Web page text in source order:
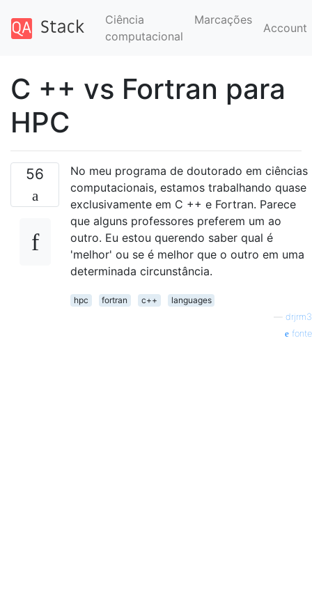
Ciência
computacional
Marcações
Account
C ++ vs Fortran para
HPC
56
No meu programa de doutorado em ciências
computacionais, estamos trabalhando quase
exclusivamente em C ++ e Fortran. Parece
que alguns professores preferem um ao
outro. Eu estou querendo saber qual é
'melhor' ou se é melhor que o outro em uma
determinada circunstância.
hpc fortran c++
languages
drjrm3
fonte